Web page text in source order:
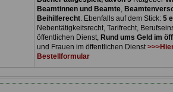
Beamtinnen und Beamte,
Beihilferecht. Ebenfalls auf dem Stick: 5
Nebentätigkeitsrecht, Tarifrecht,
öffentlichen Dienst, Rund ums Geld im
und Frauen im öffentlichen Dienst
Bestellformular